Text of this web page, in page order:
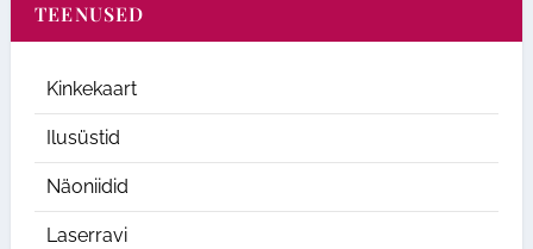
TEENUSED
Kinkekaart
Ilusüstid
Näoniidid
Laserravi